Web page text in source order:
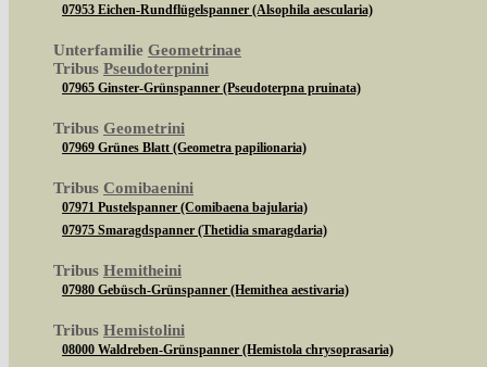
07953 Eichen-Rundflügelspanner (Alsophila aescularia)
Unterfamilie Geometrinae
Tribus Pseudoterpnini
07965 Ginster-Grünspanner (Pseudoterpna pruinata)
Tribus Geometrini
07969 Grünes Blatt (Geometra papilionaria)
Tribus Comibaenini
07971 Pustelspanner (Comibaena bajularia)
07975 Smaragdspanner (Thetidia smaragdaria)
Tribus Hemitheini
07980 Gebüsch-Grünspanner (Hemithea aestivaria)
Tribus Hemistolini
08000 Waldreben-Grünspanner (Hemistola chrysoprasaria)